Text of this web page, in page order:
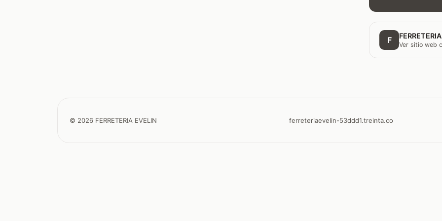
F Ver sitio web
© 2026 FERRETERIA EVELIN ferreteriaevelin-53ddd1.treinta.co